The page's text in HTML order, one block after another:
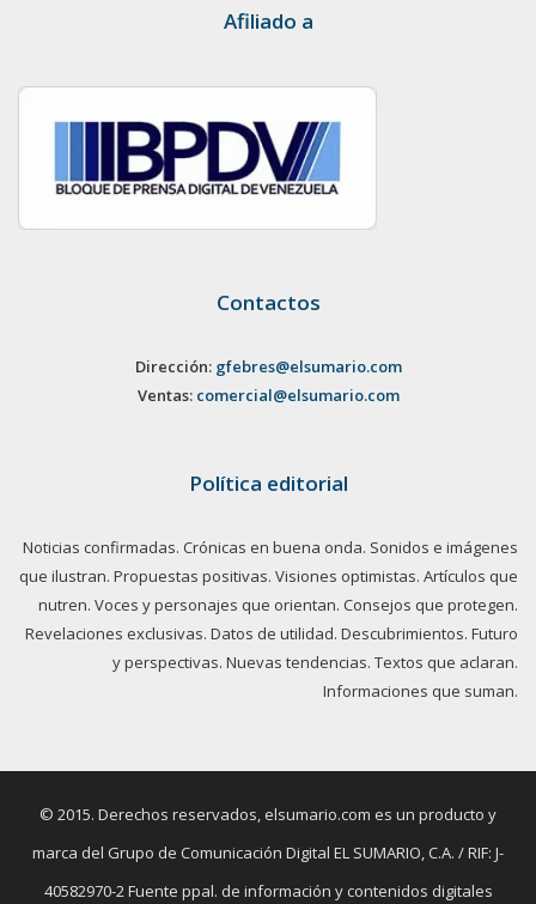
Afiliado a
Contactos
Dirección: gfebres@elsumario.com
Ventas: comercial@elsumario.com
Política editorial
Noticias confirmadas. Crónicas en buena onda. Sonidos e imágenes
que ilustran. Propuestas positivas. Visiones optimistas. Artículos que
nutren. Voces y personajes que orientan. Consejos que protegen.
Revelaciones exclusivas. Datos de utilidad. Descubrimientos. Futuro
y perspectivas. Nuevas tendencias. Textos que aclaran.
Informaciones que suman.
© 2015. Derechos reservados, elsumario.com es un producto y
marca del Grupo de Comunicación Digital EL SUMARIO, C.A. / RIF: J-
40582970-2 Fuente ppal. de información y contenidos digitales